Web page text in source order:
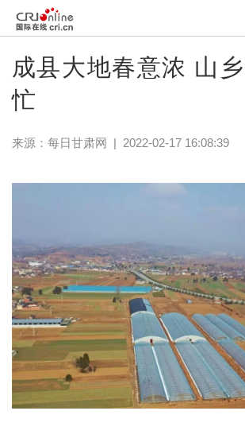
成县大地春意浓 山
忙
来源： 每日甘肃网 | 2022-02-17 16:08:39